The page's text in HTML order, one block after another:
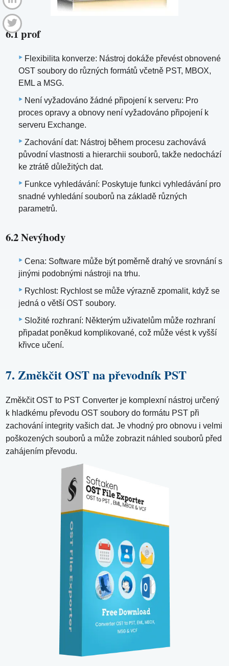
6.1 prof
Flexibilita konverze: Nástroj dokáže převést obnovené
OST soubory do různých formátů včetně PST, MBOX,
EML a MSG.
Není vyžadováno žádné připojení k serveru: Pro
proces opravy a obnovy není vyžadováno připojení k
serveru Exchange.
Zachování dat: Nástroj během procesu zachovává
původní vlastnosti a hierarchii souborů, takže nedochází
ke ztrátě důležitých dat.
Funkce vyhledávání: Poskytuje funkci vyhledávání pro
snadné vyhledání souborů na základě různých
parametrů.
6.2 Nevýhody
Cena: Software může být poměrně drahý ve srovnání s
jinými podobnými nástroji na trhu.
Rychlost: Rychlost se může výrazně zpomalit, když se
jedná o větší OST soubory.
Složité rozhraní: Některým uživatelům může rozhraní
připadat poněkud komplikované, což může vést k vyšší
křivce učení.
7. Změkčit OST na převodník PST
Změkčit OST to PST Converter je komplexní nástroj určený
k hladkému převodu OST soubory do formátu PST při
zachování integrity vašich dat. Je vhodný pro obnovu i velmi
poškozených souborů a může zobrazit náhled souborů před
zahájením převodu.